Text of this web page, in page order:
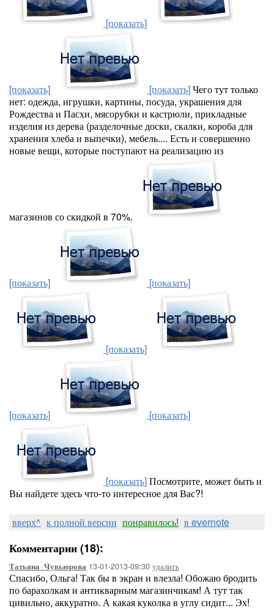
[показать]
[показать] [показать]Чего тут только
нет: одежда, игрушки, картины, посуда, украшения для
Рождества и Пасхи, мясорубки и кастрюли, прикладные
изделия из дерева (разделочные доски, скалки, короба для
хранения хлеба и выпечки), мебель.... Есть и совершенно
новые вещи, которые поступают на реализацию из
магазинов со скидкой в 70%.
[показать] [показать]
[показать]
[показать] [показать]
[показать]Посмотрите, может быть и
Вы найдете здесь что-то интересное для Вас?!
вверх^ к полной версии понравилось! в evernote
Комментарии (18):
Татьяна_Чувьюрова 13-01-2013-09:30 удалить
Спасибо, Ольга! Так бы в экран и влезла! Обожаю бродить
по барахолкам и антикварным магазинчикам! А тут так
цивильно, аккуратно. А какая куколка в углу сидит... Эх!